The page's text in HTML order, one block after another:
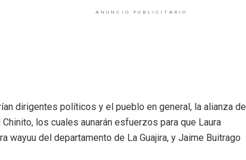
ANUNCIO PUBLICITARIO
dirigentes políticos y el pueblo en general, la alianza de
los cuales aunarán esfuerzos para que Laura
wayuu del departamento de La Guajira, y Jaime Buitrago